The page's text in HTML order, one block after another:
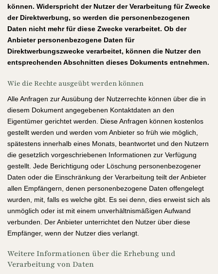
können. Widerspricht der Nutzer der Verarbeitung für Zwecke
der Direktwerbung, so werden die personenbezogenen
Daten nicht mehr für diese Zwecke verarbeitet. Ob der
Anbieter personenbezogene Daten für
Direktwerbungszwecke verarbeitet, können die Nutzer den
entsprechenden Abschnitten dieses Dokuments entnehmen.
Wie die Rechte ausgeübt werden können
Alle Anfragen zur Ausübung der Nutzerrechte können über die in
diesem Dokument angegebenen Kontaktdaten an den
Eigentümer gerichtet werden. Diese Anfragen können kostenlos
gestellt werden und werden vom Anbieter so früh wie möglich,
spätestens innerhalb eines Monats, beantwortet und den Nutzern
die gesetzlich vorgeschriebenen Informationen zur Verfügung
gestellt. Jede Berichtigung oder Löschung personenbezogener
Daten oder die Einschränkung der Verarbeitung teilt der Anbieter
allen Empfängern, denen personenbezogene Daten offengelegt
wurden, mit, falls es welche gibt. Es sei denn, dies erweist sich als
unmöglich oder ist mit einem unverhältnismäßigen Aufwand
verbunden. Der Anbieter unterrichtet den Nutzer über diese
Empfänger, wenn der Nutzer dies verlangt.
Weitere Informationen über die Erhebung und
Verarbeitung von Daten